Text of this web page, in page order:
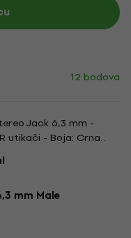
12 bodova
Jack 6,3 mm -
utikači - Boja: Crna. .
mm Male